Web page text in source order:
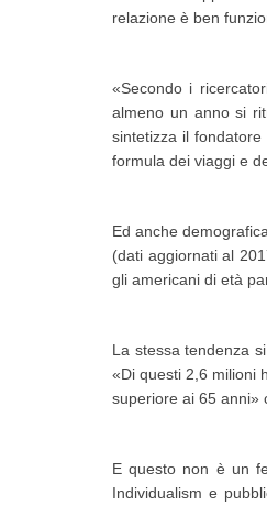
relazione è ben
«Secondo i
almeno un anno si
sintetizza il
formula dei viaggi e
Ed anche
(dati aggiornati al
gli americani di età
La stessa tendenza
«Di questi 2,6 milioni
superiore ai 65 anni»
E questo non è un
Individualism e